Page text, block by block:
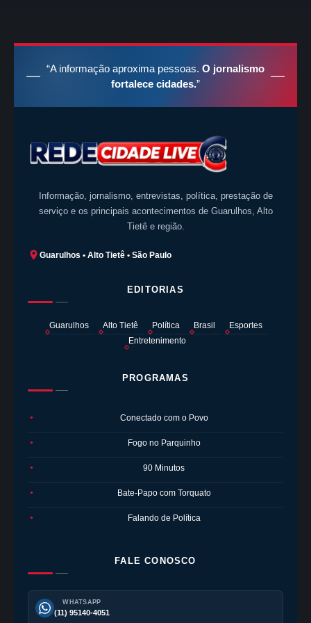
“A informação aproxima pessoas. O jornalismo
fortalece cidades.”
Informação, jornalismo, entrevistas, política, prestação de
serviço e os principais acontecimentos de Guarulhos, Alto
Tietê e região.
Guarulhos • Alto Tietê • São Paulo
EDITORIAS
Guarulhos Alto Tietê Política Brasil
Esportes
Entretenimento
PROGRAMAS
● Conectado com o Povo
● Fogo no Parquinho
● 90 Minutos
● Bate-Papo com Torquato
● Falando de Política
FALE CONOSCO
WHATSAPP
(11) 95140-4051